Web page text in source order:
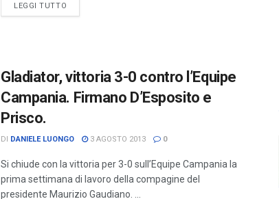
LEGGI TUTTO
Gladiator, vittoria 3-0 contro l’Equipe
Campania. Firmano D’Esposito e
Prisco.
DI DANIELE LUONGO 3 AGOSTO 2013 0
Si chiude con la vittoria per 3-0 sull’Equipe Campania la
prima settimana di lavoro della compagine del
presidente Maurizio Gaudiano. ...